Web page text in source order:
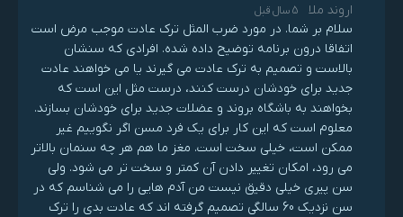
اروند ملا 5 سال قبل
سلام بر شما. در مورد ضرب المثل ترک عادت موجب مرض است
اتفاقا درون برنامه توضیح داده شده. افرادی که سنشان
بالاست و تصمیم به ترک عادت می گیرند یا می خواهند عادت
جدید برای خودشان درست کنند، درست مثل این است که
بخواهند به باشگاه بروند و عضلات جدید برای خودشان بسازند.
معلوم است که این کار برای یک فرد مسن اگر نگوییم غیر
ممکن است، خیلی سخت است. مغز ما هم هر چه سنمان بالاتر
می رود، امکان تغییر دادن آن کمتر و سخت تر می شود. ولی
سن پیری خیلی دقیق نیست من آدم هایی را می شناسم که در
سن نزدیک 60 سالگی تصمیم گرفته اند که عادت بدی را ترک